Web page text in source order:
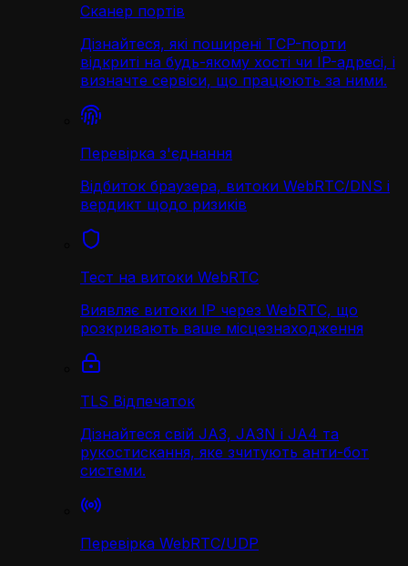
Сканер портів
Дізнайтеся, які поширені TCP-порти
відкриті на будь-якому хості чи IP-адресі, і
визначте сервіси, що працюють за ними.
Перевірка з'єднання
Відбиток браузера, витоки WebRTC/DNS і
вердикт щодо ризиків
Тест на витоки WebRTC
Виявляє витоки IP через WebRTC, що
розкривають ваше місцезнаходження
TLS Відпечаток
Дізнайтеся свій JA3, JA3N і JA4 та
рукостискання, яке зчитують анти-бот
системи.
Перевірка WebRTC/UDP